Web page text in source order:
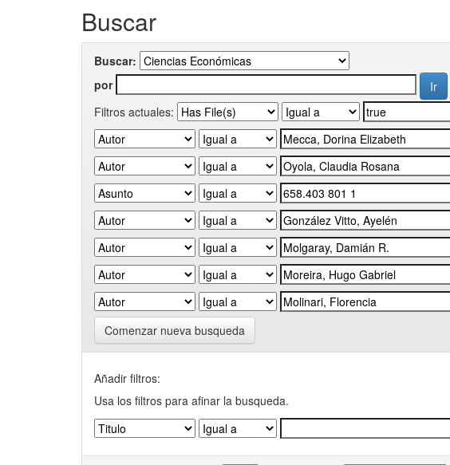
Buscar
Buscar:
por
Filtros actuales:
Comenzar nueva busqueda
Añadir filtros:
Usa los filtros para afinar la busqueda.